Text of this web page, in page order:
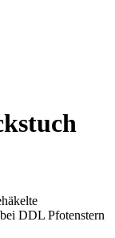
DDL Pfotenstern